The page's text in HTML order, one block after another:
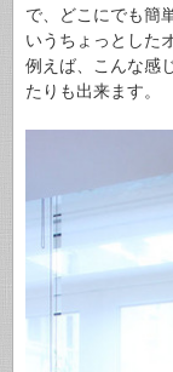
で、どこにでも簡
いうちょっとした
例えば、こんな感
たりも出来ます。